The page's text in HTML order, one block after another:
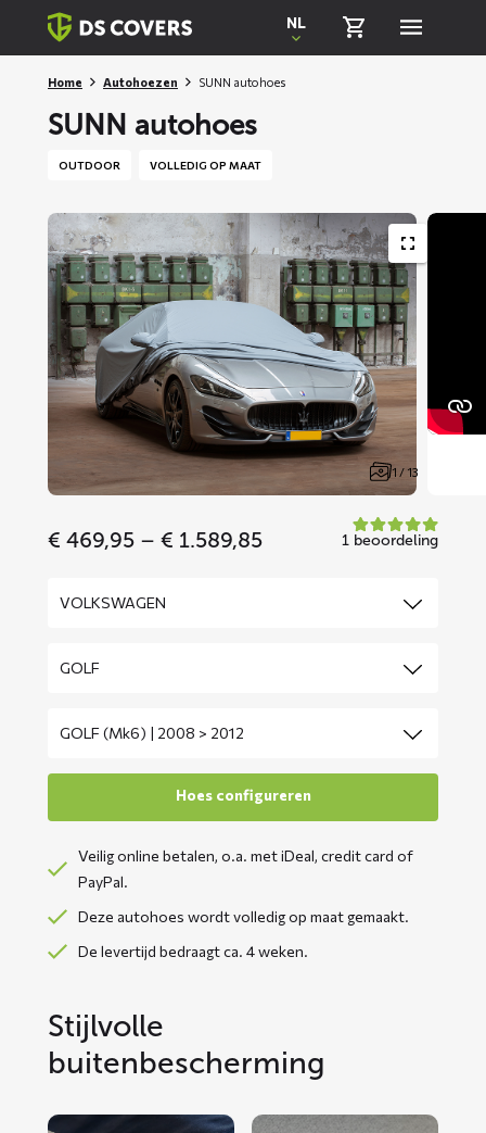
Skiplinks
NL
Home Autohoezen SUNN autohoes
SUNN autohoes
OUTDOOR VOLLEDIG OP MAAT
1 / 13
€ 469,95 – € 1.589,85Price
1 beoordeling
Veilig online betalen, o.a. met iDeal, credit card of
PayPal.
Deze autohoes wordt volledig op maat gemaakt.
De levertijd bedraagt ca. 4 weken.
Stijlvolle
buitenbescherming